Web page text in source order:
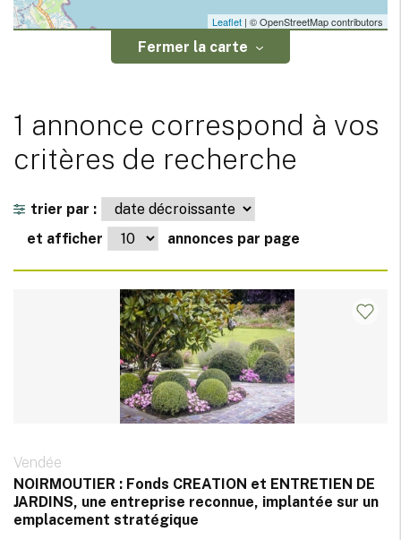
Leaflet | © OpenStreetMap contributors
Fermer la carte
1 annonce correspond à vos
critères de recherche
trier par :
et afficher
annonces par page
Vendée
NOIRMOUTIER : Fonds CREATION et ENTRETIEN DE
JARDINS, une entreprise reconnue, implantée sur un
emplacement stratégique